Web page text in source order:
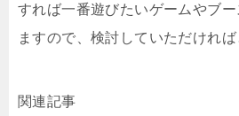
すれば一番遊びたいゲームやブ
ますので、検討していただければ
関連記事